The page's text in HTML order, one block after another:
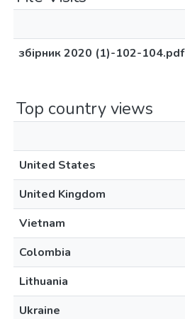
збірник 2020 (1)-102-104.pdf
Top country views
United States
United Kingdom
Vietnam
Colombia
Lithuania
Ukraine